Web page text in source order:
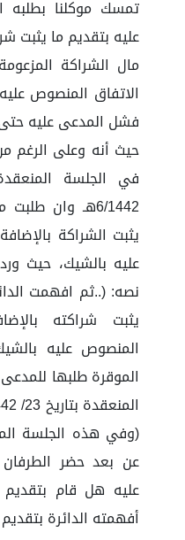
تمسك موكلنا بطلبه
عليه بتقديم ما يثبت
مال الشراكة
الاتفاق المنصوص
فشل المدعى عليه
حيث أنه وعلى الرغم
6/1442هـ وان
يثبت الشراكة
عليه بالشيك، حيث
نصه: (..ثم افهمت
يثبت شراكته
المنصوص عليه
الموقرة طلبها
(وفي هذه الجلسة
عن بعد حضر
عليه هل قام بتقديم
أفهمته الدائرة